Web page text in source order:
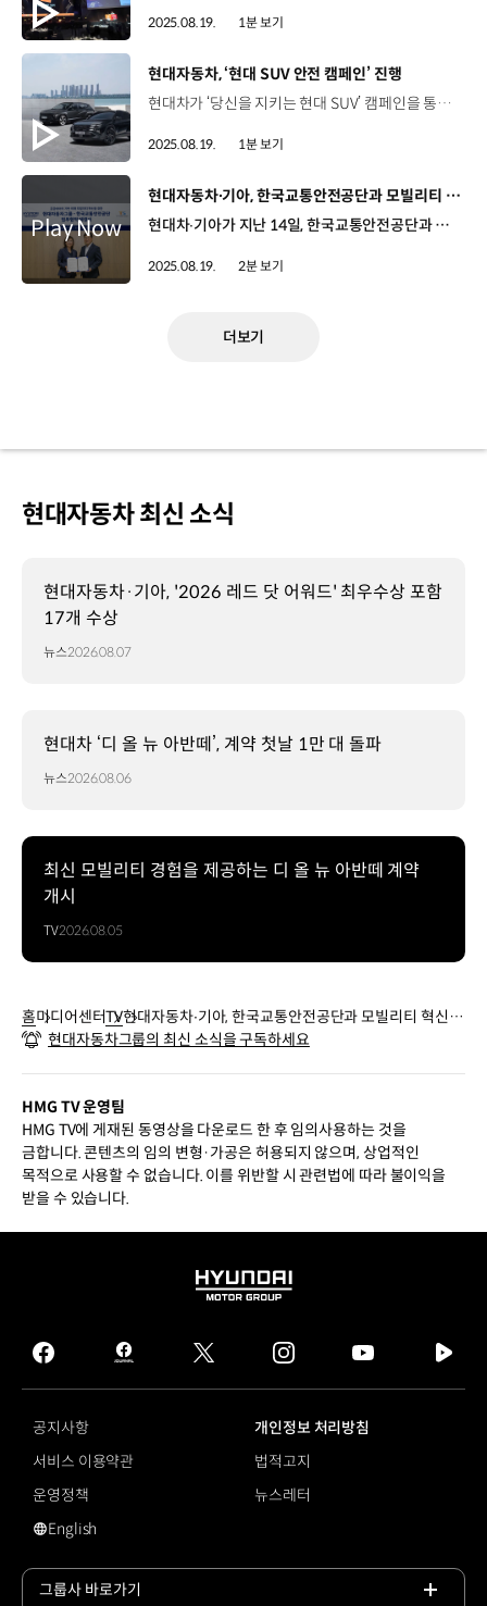
2025.08.19. 1분 보기
[동영상]
현대자동차, ‘현대 SUV 안전 캠페인’ 진행
현대차가 ‘당신을 지키는 현대 SUV’ 캠페인을 통해 대표 SUV 라인업 싼타페, 투싼, 코나의 향상된 안전 성능 알리기에 나섭니다. ‘2026 싼타페’, ‘2026 투싼’, ‘코나 블랙 익스테리어’ 출시에 맞춘 이번 캠페인은 현대차가 최우선으로 강조하는 안전이란 가치를 전달하기 위한 것인데요. 한문철TV와 함께 ‘현대 SUV가 지켜준 순간’을 주제로 블랙박스 영상 공모전을 열어 안전사양의 필요성을 강조하고, 토스 앱에서는 ‘현대 SUV 안전 주행 게임’, ‘현대 SUV 도로 위 안전 성향 테스트’ 등의 안전 주행 프로모션을 준비해 고객 참여도를 높일 계획입니다.
2025.08.19. 1분 보기
[동영상]
현대자동차∙기아, 한국교통안전공단과 모빌리티 혁신 업무협약
현대차∙기아가 지난 14일, 한국교통안전공단과 공공 데이터 기반의 모빌리티 혁신을 위한 업무협약식을 진행했습니다. 이번 협약은 첨단 모빌리티 기술과 데이터를 활용해, 인구 소멸 지역의 지속가능성을 높이기 위한 건데요. 현대차·기아가 수요응답 교통 솔루션 ‘셔클’을 운영하며 얻은 사업 노하우와 데이터에, 한국교통안전공단의 공공 교통 사업 관리 시스템 등이 더해져 시너지를 낼 것으로 기대됩니다. 김수영 상무 / 현대차 모빌리티사업실(이번 협약은) 공공데이터를 기반으로 미래 모빌리티를 준비하고 이 새로운 혁신에 같이 시너지를 내보자라는 데 취지가 있습니다. 미래 모빌리티 변화의 새로운 표준을 우리가 만들 수 있지 않을까 하는 기대가 있습니다. 민승기 본부장 / 한국교통안전공단기관이 갖고 있는 노하우와 장점을 합해서 구체적인 성과가 나올 수 있도록 저희도 열심히 노력하겠습니다. 이번 공공 교통 분야 협력은 지난 3월, 현대차그룹이 Pleos 25에서 발표한 차세대 도시 교통 협의체 ‘NUMA’ 구축 계획의 일환인데요. 양사는 앞으로 인구소멸 지역의 교통 실태를 함께 분석해 지역 맞춤형 정책과 제도를 제안하는 등 지역교통 문제를 해결하고 지속 가능한 모빌리티 체계를 구축하기 위해 협력해 나갈 예정입니다.
2025.08.19. 2분 보기
더보기
현대자동차 최신 소식
현대자동차·기아, '2026 레드 닷 어워드' 최우수상 포함
17개 수상
뉴스2026.08.07
현대차 ‘디 올 뉴 아반떼’, 계약 첫날 1만 대 돌파
뉴스2026.08.06
최신 모빌리티 경험을 제공하는 디 올 뉴 아반떼 계약
개시
TV2026.08.05
홈미디어센터TV현대자동차∙기아, 한국교통안전공단과 모빌리티 혁신
업무협약
현대자동차그룹의 최신 소식을 구독하세요
HMG TV 운영팀
HMG TV에 게재된 동영상을 다운로드 한 후 임의사용하는 것을
금합니다. 콘텐츠의 임의 변형·가공은 허용되지 않으며, 상업적인
목적으로 사용할 수 없습니다. 이를 위반할 시 관련법에 따라 불이익을
받을 수 있습니다.
HYUNDAI
GROUP
facebook
hmg
journal
twitter instagram
tv
공지사항
개인정보 처리방침
서비스 이용약관
법적고지
운영정책
뉴스레터
영문 사이트로 이동
English
그룹사 바로가기